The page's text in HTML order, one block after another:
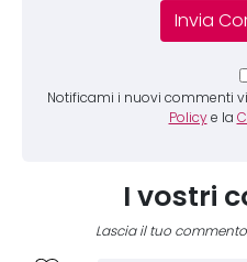
Notificami i nuovi commenti
Policy e la
I vostri
Lascia il tuo